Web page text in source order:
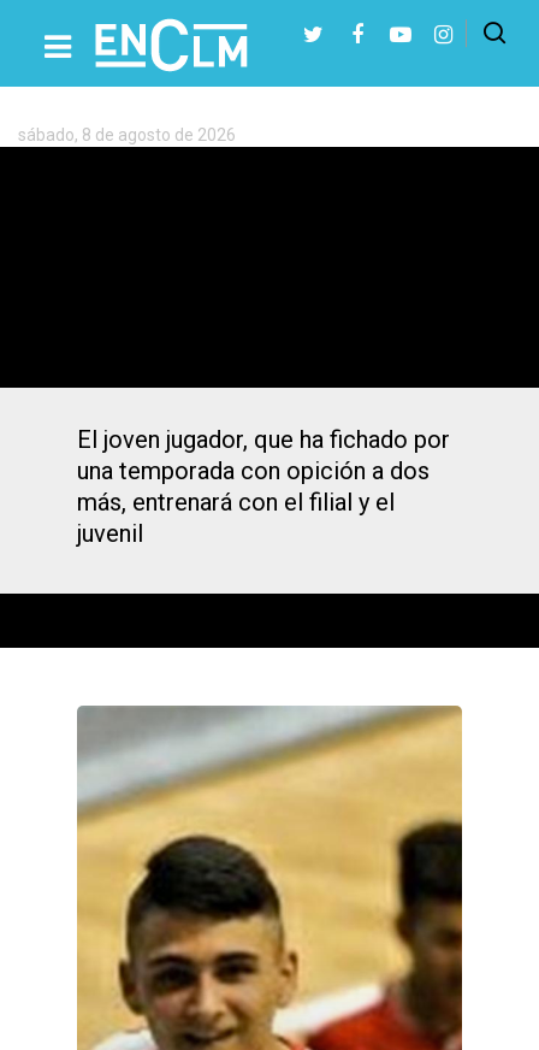
Etiqueta:
Lorenzo
Cano
Presiona Intro para buscar o ESC para cerrar
sábado, 8 de agosto de 2026
El joven jugador, que ha fichado por
una temporada con opición a dos
más, entrenará con el filial y el
juvenil